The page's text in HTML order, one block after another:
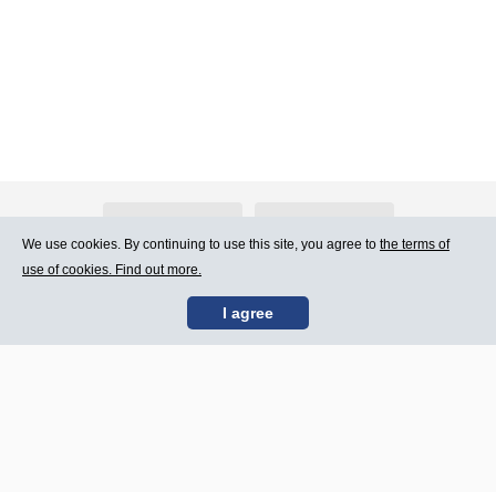
Contact Us Terms of Use
We use cookies. By continuing to use this site, you agree to the terms of
use of cookies. Find out more.
I agree